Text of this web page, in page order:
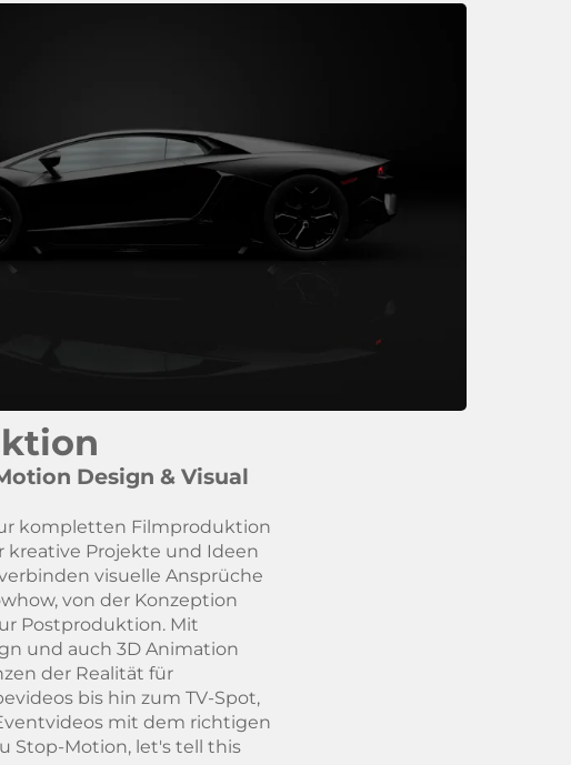
Design & Visual
kompletten Filmproduktion
kreative Projekte und Ideen
visuelle Ansprüche
von der Konzeption
Postproduktion. Mit
und auch 3D Animation
der Realität für
bis hin zum TV-Spot,
mit dem richtigen
Stop-Motion, let's tell this